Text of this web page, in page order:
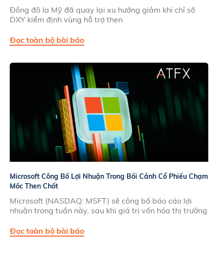
Đồng đô la Mỹ đã quay lại xu hướng giảm khi chỉ số
DXY kiểm định vùng hỗ trợ then
Đọc toàn bộ bài báo
Microsoft Công Bố Lợi Nhuận Trong Bối Cảnh Cổ Phiếu Chạm
Mốc Then Chốt
Microsoft (NASDAQ: MSFT) sẽ công bố báo cáo lợi
nhuận trong tuần này, sau khi giá trị vốn hóa thị trường
Đọc toàn bộ bài báo